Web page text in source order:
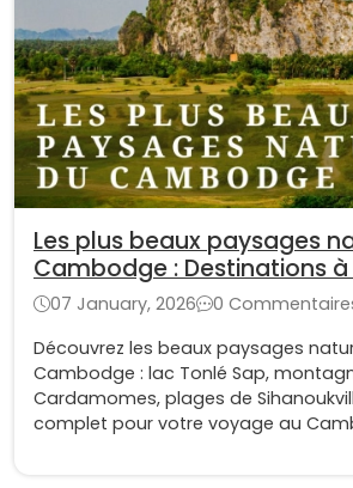
Les plus beaux paysages
Cambodge : Destinations
manquer
07 January, 2026
0
Découvrez les beaux paysages
Cambodge : lac Tonlé Sap,
Cardamomes, plages de
complet pour votre voyage au